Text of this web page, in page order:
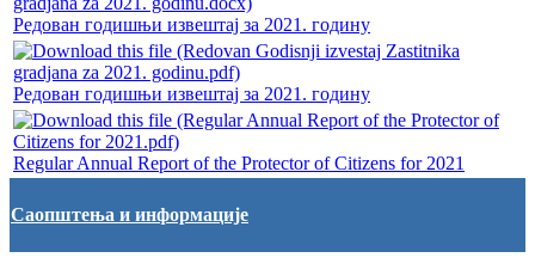
Редован годишњи извештај за 2021. годину
Редован годишњи извештај за 2021. годину
Regular Annual Report of the Protector of Citizens for 2021
Саопштења и информације